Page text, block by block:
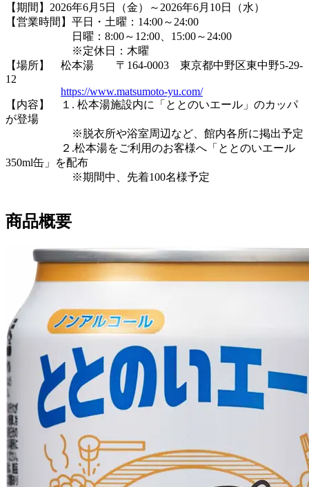
【期間】2026年6月5日（金）～2026年6月10日（水）
【営業時間】平日・土曜：14:00～24:00
日曜：8:00～12:00、15:00～24:00
※定休日：木曜
【場所】 松本湯 〒164-0003 東京都中野区東中野5-29-
12
https://www.matsumoto-yu.com/
【内容】 １. 松本湯施設内に「ととのいエール」のカッパ
が登場
※脱衣所や浴室周辺など、館内各所に掲出予定
２.松本湯をご利用のお客様へ「ととのいエール
350ml缶」を配布
※期間中、先着100名様予定
商品概要